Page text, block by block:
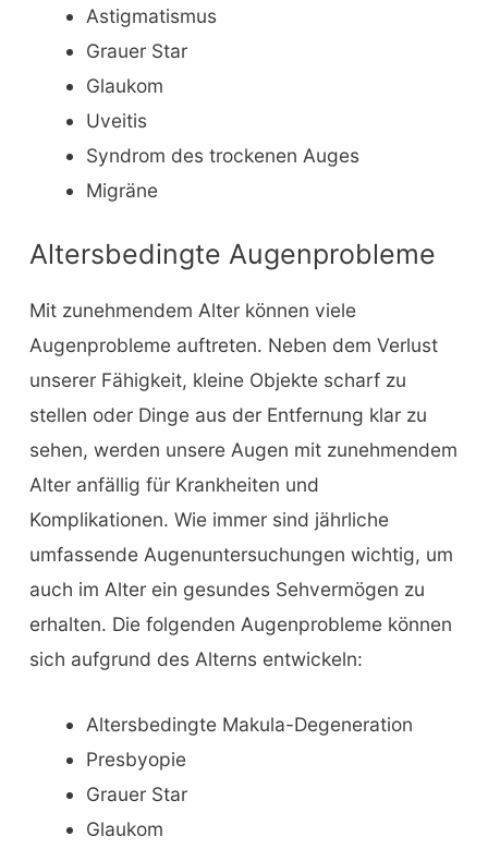
Astigmatismus
Grauer Star
Glaukom
Uveitis
Syndrom des trockenen Auges
Migräne
Altersbedingte Augenprobleme
Mit zunehmendem Alter können viele
Augenprobleme auftreten. Neben dem Verlust
unserer Fähigkeit, kleine Objekte scharf zu
stellen oder Dinge aus der Entfernung klar zu
sehen, werden unsere Augen mit zunehmendem
Alter anfällig für Krankheiten und
Komplikationen. Wie immer sind jährliche
umfassende Augenuntersuchungen wichtig, um
auch im Alter ein gesundes Sehvermögen zu
erhalten. Die folgenden Augenprobleme können
sich aufgrund des Alterns entwickeln:
Altersbedingte Makula-Degeneration
Presbyopie
Grauer Star
Glaukom